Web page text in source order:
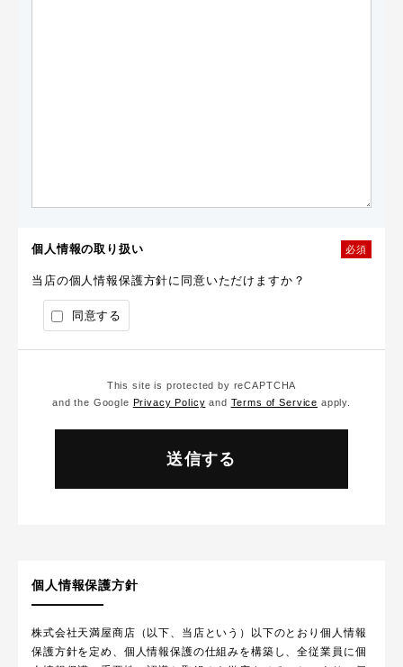
個人情報の取り扱い 必須
当店の個人情報保護方針に同意いただけますか？
同意する
This site is protected by reCAPTCHA
and the Google Privacy Policy and Terms of Service apply.
個人情報保護方針
株式会社天満屋商店（以下、当店という）以下のとおり個人情報
保護方針を定め、個人情報保護の仕組みを構築し、全従業員に個